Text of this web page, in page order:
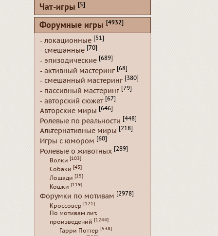
Чат-игры [5]
Форумные игры [4932]
- локационные [51]
- смешанные [70]
- эпизодические [689]
- активный мастеринг [68]
- смешанный мастеринг [380]
- пассивный мастеринг [79]
- авторский сюжет [67]
Авторские миры [646]
Ролевые по реальности [448]
Альтернативные миры [218]
Игры с юмором [60]
Ролевые о животных [289]
Волки [103]
Собаки [43]
Лошади [15]
Кошки [119]
Форумки по мотивам [2978]
Кроссовер [121]
По мотивам лит.
произведений [1244]
Гарри Поттер [538]